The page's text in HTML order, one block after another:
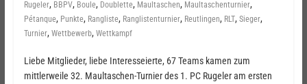
Rugeler, BBPV, Boule, Doublette, Maultaschen, Maultaschenturnier,
Pétanque, Punkte, Rangliste, Ranglistenturnier, Reutlingen, RLT, Sieger,
Turnier, Wettbewerb, Wettkampf
Liebe Mitglieder, liebe Interesseierte, 67 Teams kamen zum
mittlerweile 32. Maultaschen-Turnier des 1. PC Rugeler am ersten